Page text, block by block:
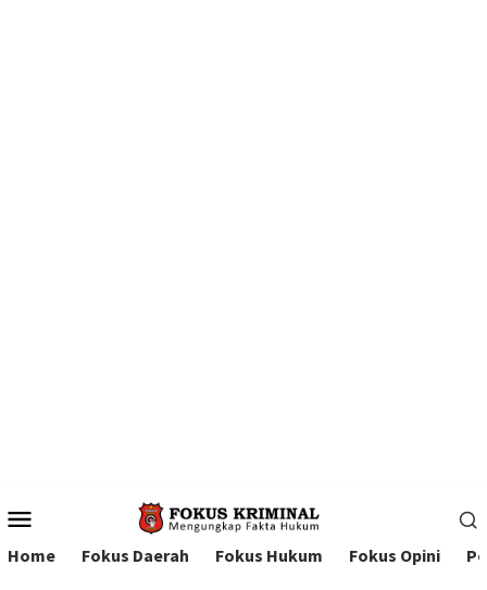
Menu
Home Fokus Daerah Fokus Hukum Fokus Opini